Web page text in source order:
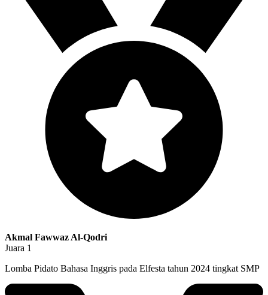
Akmal Fawwaz Al-Qodri
Juara 1
Lomba Pidato Bahasa Inggris pada Elfesta tahun 2024 tingkat SMP